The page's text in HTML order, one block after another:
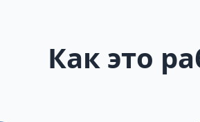
Как это